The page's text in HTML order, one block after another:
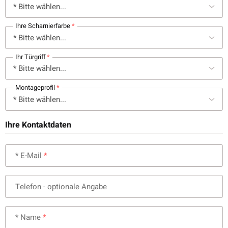
Ihre Scharnierfarbe
Ihr Türgriff
Montageprofil
Ihre Kontaktdaten
* E-Mail
Telefon- optionale Angabe
* Name